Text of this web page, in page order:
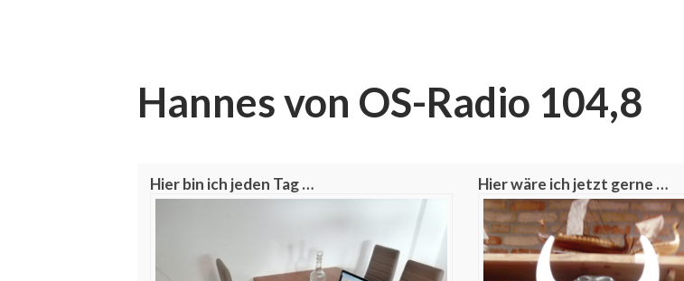
Hannes von OS-Radio 104,8
Hier bin ich jeden Tag … Hier wäre ich jetzt gerne …